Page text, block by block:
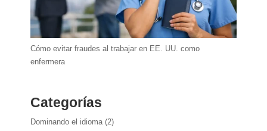
Cómo evitar fraudes al trabajar en EE. UU. como
enfermera
Categorías
Dominando el idioma(2)